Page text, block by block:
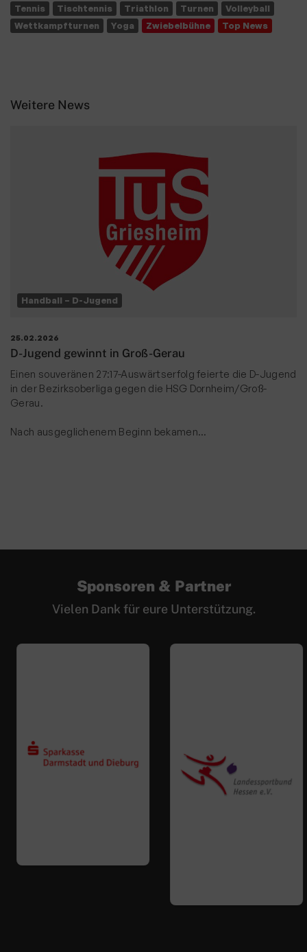
Tennis Tischtennis Triathlon Turnen
Volleyball
Wettkampfturnen
Yoga Zwiebelbühne Top News
Weitere News
Handball – D-Jugend
25.02.2026
D-Jugend gewinnt in Groß-Gerau
Einen souveränen 27:17-Auswärtserfolg feierte die D-Jugend
in der Bezirksoberliga gegen die HSG Dornheim/Groß-
Gerau.
Nach ausgeglichenem Beginn bekamen…
Sponsoren & Partner
Vielen Dank für eure Unterstützung.